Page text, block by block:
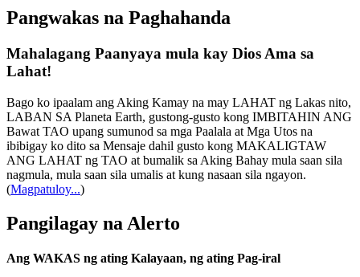
Pangwakas na Paghahanda
Mahalagang Paanyaya mula kay Dios Ama sa
Lahat!
Bago ko ipaalam ang Aking Kamay na may LAHAT ng Lakas nito,
LABAN SA Planeta Earth, gustong-gusto kong IMBITAHIN ANG
Bawat TAO upang sumunod sa mga Paalala at Mga Utos na
ibibigay ko dito sa Mensaje dahil gusto kong MAKALIGTAW
ANG LAHAT ng TAO at bumalik sa Aking Bahay mula saan sila
nagmula, mula saan sila umalis at kung nasaan sila ngayon.
(Magpatuloy...)
Pangilagay na Alerto
Ang WAKAS ng ating Kalayaan, ng ating Pag-iral